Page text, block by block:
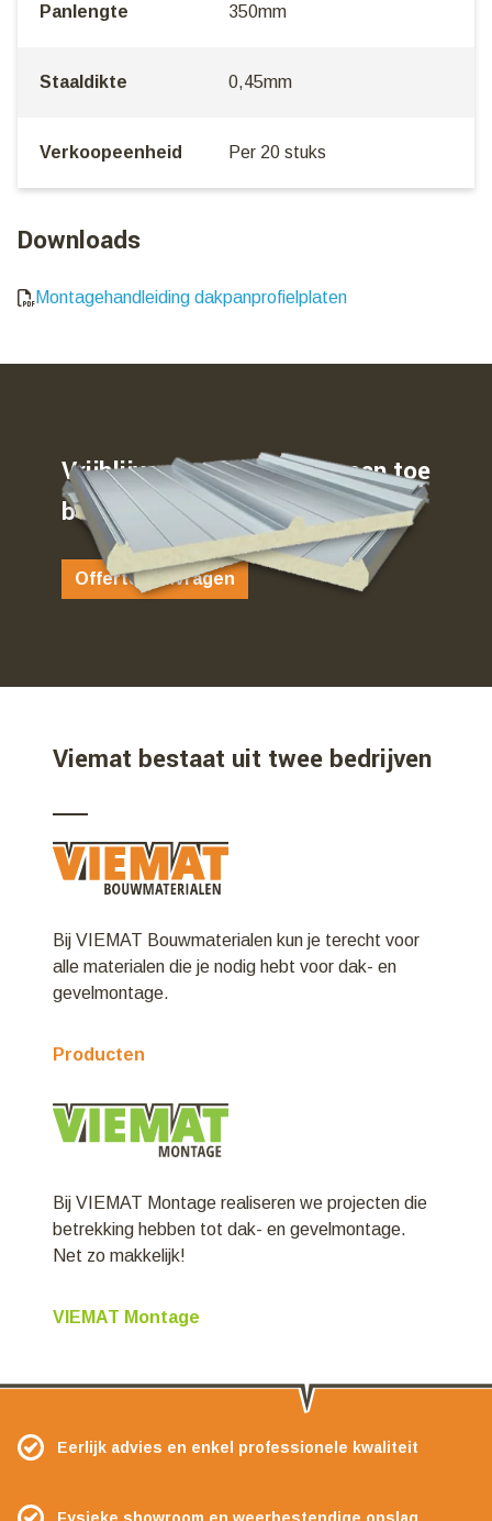
Panlengte 350mm
Staaldikte 0,45mm
Verkoopeenheid Per 20 stuks
Downloads
Montagehandleiding dakpanprofielplaten
Vrijblijvend weten waar u aan toe
bent…
Offerte aanvragen
Viemat bestaat uit twee bedrijven
Bij VIEMAT Bouwmaterialen kun je terecht voor
alle materialen die je nodig hebt voor dak- en
gevelmontage.
Producten
Bij VIEMAT Montage realiseren we projecten die
betrekking hebben tot dak- en gevelmontage.
Net zo makkelijk!
VIEMAT Montage
Eerlijk advies en enkel professionele kwaliteit
Fysieke showroom en weerbestendige opslag